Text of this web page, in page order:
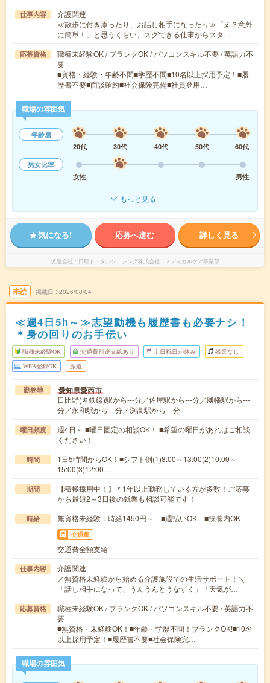
仕事内容
介護関連
≪散歩に付き添ったり、お話し相手になったり≫「え？意外
に簡単！」と思うくらい、スグできる仕事からスタ…
応募資格
職種未経験OK / ブランクOK / パソコンスキル不要 / 英語力不
要
■資格・経験・年齢不問■学歴不問■10名以上採用予定！■履
歴書不要■面談確約■社会保険完備■社員登用…
職場の雰囲気
年齢層
20代
30代 40代 50代
60代
男女比率
女性
男性
もっと見る
気になる! 応募へ進む 詳しく見る
派遣会社 日研トータルソーシング株式会社 メディカルケア事業部
未読 掲載日 2026/08/04
≪週4日5h～≫志望動機も履歴書も必要ナシ！
＊身の回りのお手伝い
職種未経験OK 交通費別途支給あり 土日祝日が休み 残業なし
WEB登録OK 派遣
勤務地 愛知県愛西市
日比野(名鉄線)駅から---分／佐屋駅から---分／勝幡駅から---
分／永和駅から---分／渕高駅から---分
曜日頻度
週4日～ ■曜日固定の相談OK！ ■希望の曜日があればご相談
ください！
時間
1日5時間からOK！■シフト例(1)8:00～13:00(2)10:00～
15:00(3)12:00…
期間
【積極採用中！】＊1年以上勤務している方が多数！ご応募
から最短2～3日後の就業も相談可能です！
時給 無資格未経験：時給1450円～ ■週払いOK ■扶養内OK
交通費
交通費全額支給
仕事内容
介護関連
／無資格未経験から始める介護施設での生活サポート！＼
「話し相手になって、うんうんとうなずく」「天気が…
応募資格
職種未経験OK / ブランクOK / パソコンスキル不要 / 英語力不
要
■無資格・未経験OK！■年齢・学歴不問！ブランクOK!■10名
以上採用予定！■履歴書不要■社会保険完…
職場の雰囲気